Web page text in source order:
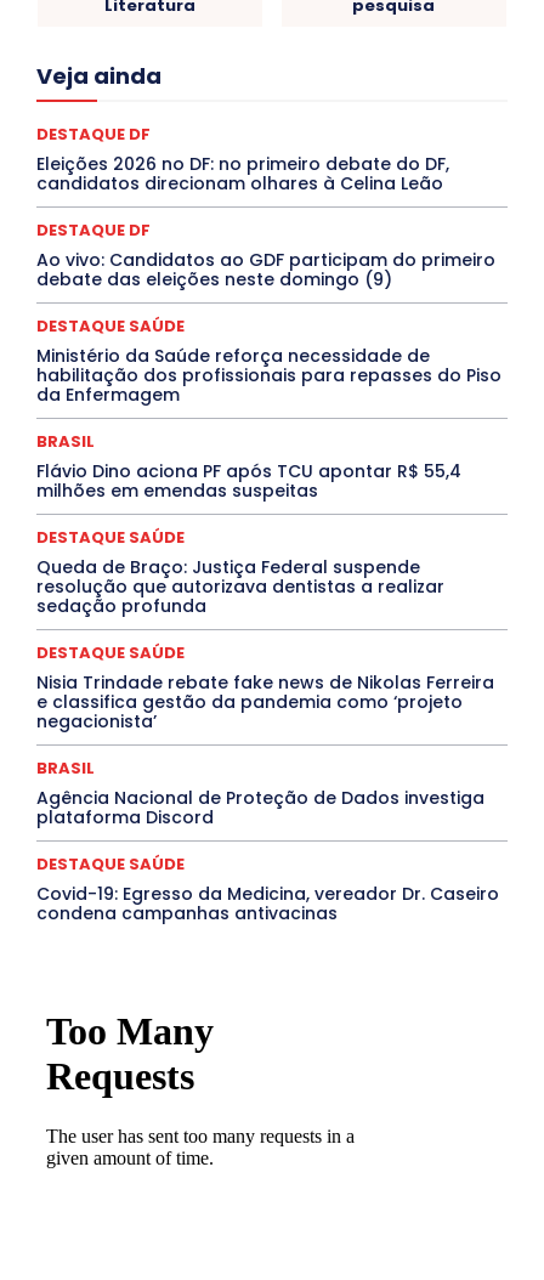
Literatura pesquisa
Veja ainda
Acre
Congressuanas & Esplanadumas
Covid-19
Crônica Política Crônicas
Cultura e Tal
DANÇA Dengue
Denuncia
DESTAQUE BRASIL
DESTAQUE DF
DESTAQUE SAÚDE
DESTAQUES OUTROS
ELEIÇÕES
EMPREGO E OPORTUNIDADES
ENTORNO
Especial
Espírito Santo ESPORTE
EVENTOS
EXPOSIÇÃO Featured
Febre Amarela
INTELIGÊNCIA ARTIFICIAL
INTERNACIONAL
Jogos Online
JUDICIÁRIO LITERATURA
Maranhão
Marburg
Mato Grosso
Mato Grosso do Sul
MEIO AMBIENTE
Minas Gerais MOBILIDADE
MPOX
MÚSICA
PROCESSO SELETIVO
PUBLIEDITORIAL
QUALIFICAÇÃO PROFISSIONAL
Santa Catarina
Saúde Agora
SEGURANÇA
Soltando o Verbo
TÁ FROID?
TEATRO TECNOLOGIA
Tocantins
DESTAQUE DF
Eleições 2026 no DF: no primeiro debate do DF,
candidatos direcionam olhares à Celina Leão
DESTAQUE DF
Ao vivo: Candidatos ao GDF participam do primeiro
debate das eleições neste domingo (9)
DESTAQUE SAÚDE
Ministério da Saúde reforça necessidade de
habilitação dos profissionais para repasses do Piso
da Enfermagem
BRASIL
Flávio Dino aciona PF após TCU apontar R$ 55,4
milhões em emendas suspeitas
DESTAQUE SAÚDE
Queda de Braço: Justiça Federal suspende
resolução que autorizava dentistas a realizar
sedação profunda
DESTAQUE SAÚDE
Nisia Trindade rebate fake news de Nikolas Ferreira
e classifica gestão da pandemia como ‘projeto
negacionista’
BRASIL
Agência Nacional de Proteção de Dados investiga
plataforma Discord
DESTAQUE SAÚDE
Covid-19: Egresso da Medicina, vereador Dr. Caseiro
condena campanhas antivacinas